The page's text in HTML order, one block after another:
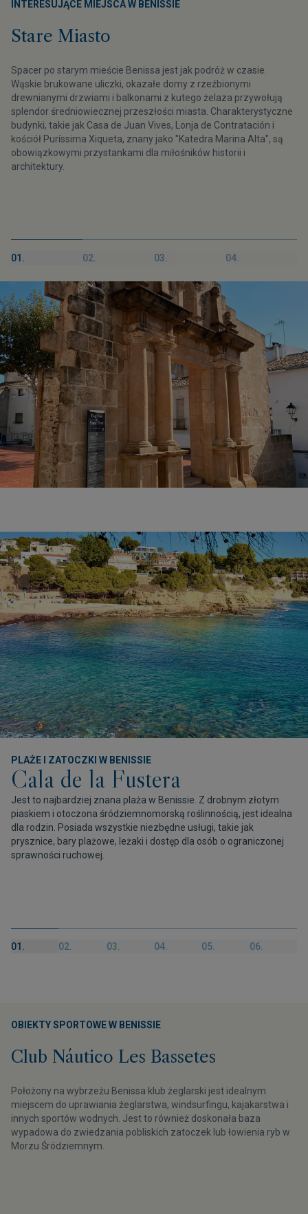
INTERESUJĄCE MIEJSCA W BENISSIE
Stare Miasto
Spacer po starym mieście Benissa jest jak podróż w czasie.
Wąskie brukowane uliczki, okazałe domy z rzeźbionymi
drewnianymi drzwiami i balkonami z kutego żelaza przywołują
splendor średniowiecznej przeszłości miasta. Charakterystyczne
budynki, takie jak Casa de Juan Vives, Lonja de Contratación i
kościół Puríssima Xiqueta, znany jako "Katedra Marina Alta", są
obowiązkowymi przystankami dla miłośników historii i
architektury.
01. 02. 03. 04.
PLAŻE I ZATOCZKI W BENISSIE
Cala de la Fustera
Jest to najbardziej znana plaża w Benissie. Z drobnym złotym
piaskiem i otoczona śródziemnomorską roślinnością, jest idealna
dla rodzin. Posiada wszystkie niezbędne usługi, takie jak
prysznice, bary plażowe, leżaki i dostęp dla osób o ograniczonej
sprawności ruchowej.
01. 02. 03. 04. 05. 06.
OBIEKTY SPORTOWE W BENISSIE
Club Náutico Les Bassetes
Położony na wybrzeżu Benissa klub żeglarski jest idealnym
miejscem do uprawiania żeglarstwa, windsurfingu, kajakarstwa i
innych sportów wodnych. Jest to również doskonała baza
wypadowa do zwiedzania pobliskich zatoczek lub łowienia ryb w
Morzu Śródziemnym.